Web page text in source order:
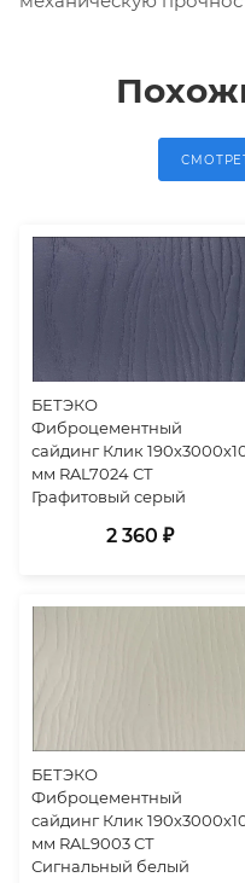
БЕТЭКО
Фиброцементный
сайдинг Клик
мм RAL7024 СТ
Графитовый серый
2 360 ₽
БЕТЭКО
Фиброцементный
сайдинг Клик
мм RAL9003 СТ
Сигнальный белый